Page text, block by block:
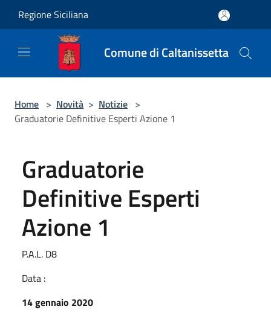
Regione Siciliana
Comune di Caltanissetta
Home > Novità > Notizie >
Graduatorie Definitive Esperti Azione 1
Graduatorie
Definitive Esperti
Azione 1
P.A.L. D8
Data :
14 gennaio 2020